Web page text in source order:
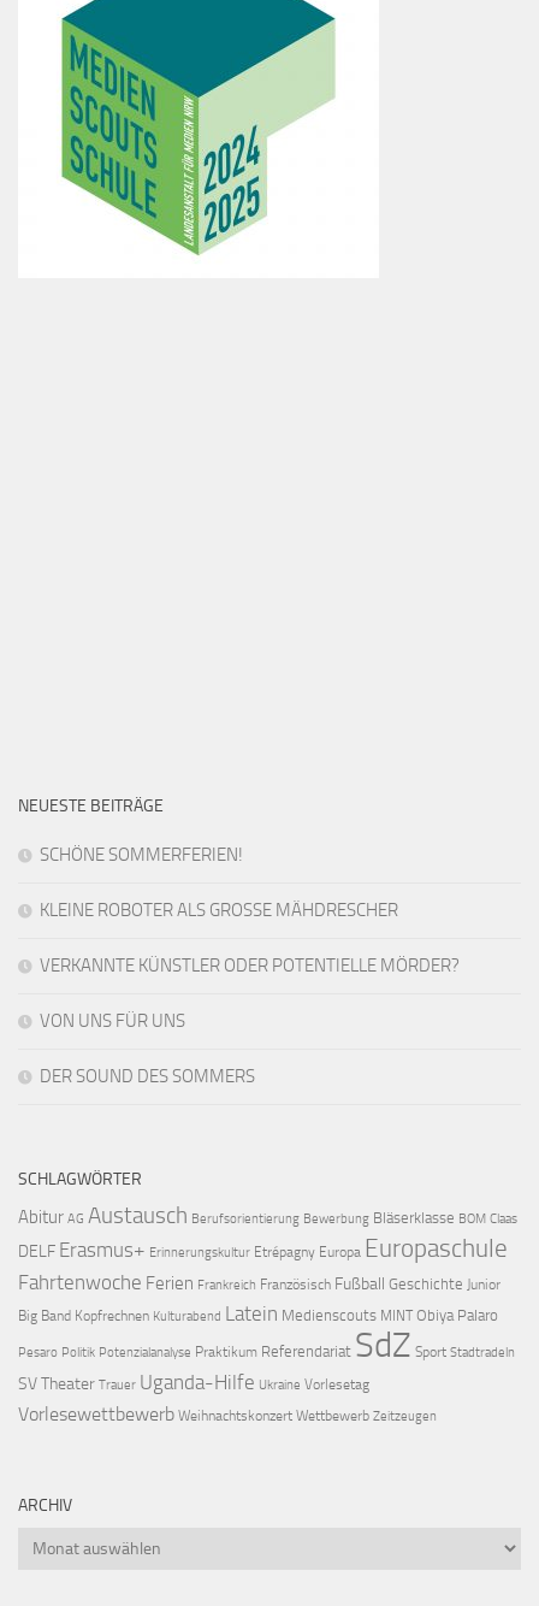
NEUESTE BEITRÄGE
SCHÖNE SOMMERFERIEN!
KLEINE ROBOTER ALS GROSSE MÄHDRESCHER
VERKANNTE KÜNSTLER ODER POTENTIELLE MÖRDER?
VON UNS FÜR UNS
DER SOUND DES SOMMERS
SCHLAGWÖRTER
Abitur AG Austausch Berufsorientierung Bewerbung Bläserklasse BOM Claas
DELF Erasmus+ Erinnerungskultur Etrépagny Europa Europaschule
Fahrtenwoche Ferien Frankreich Französisch Fußball Geschichte Junior
Big Band Kopfrechnen Kulturabend Latein Medienscouts MINT Obiya Palaro
Pesaro Politik Potenzialanalyse Praktikum Referendariat SdZ Sport Stadtradeln
SVTheater Trauer Uganda-Hilfe Ukraine Vorlesetag
Vorlesewettbewerb Weihnachtskonzert Wettbewerb Zeitzeugen
ARCHIV